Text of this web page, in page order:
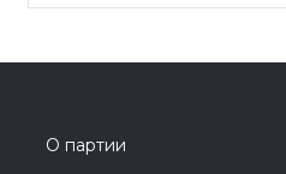
О партии